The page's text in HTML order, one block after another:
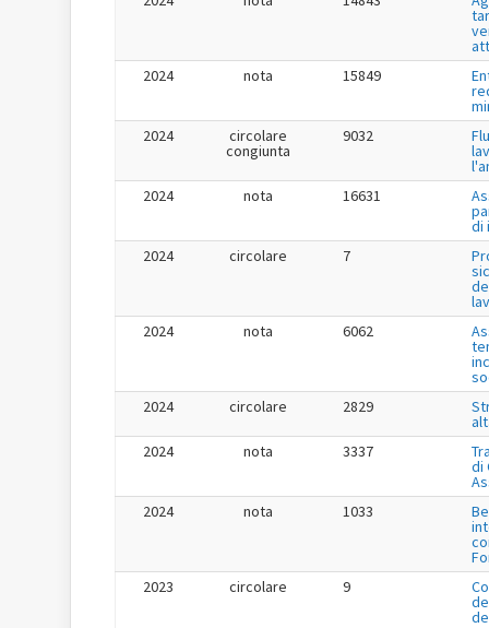
2024
nota 15849
2024
circolare
congiunta
9032
2024
nota 16631
di
2024
circolare 7
2024
nota 6062
2024
circolare 2829
2024
nota 3337
di
2024
nota 1033
2023
circolare 9